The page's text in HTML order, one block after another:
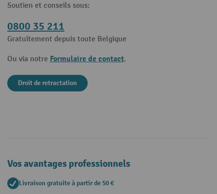
Soutien et conseils sous:
0800 35 211
Gratuitement depuis toute Belgique
Ou via notre Formulaire de contact.
Droit de retractation
Vos avantages professionnels
Livraison gratuite à partir de 50 €